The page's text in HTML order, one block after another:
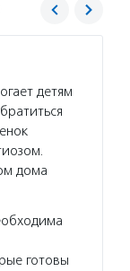
детям
дома
готовы